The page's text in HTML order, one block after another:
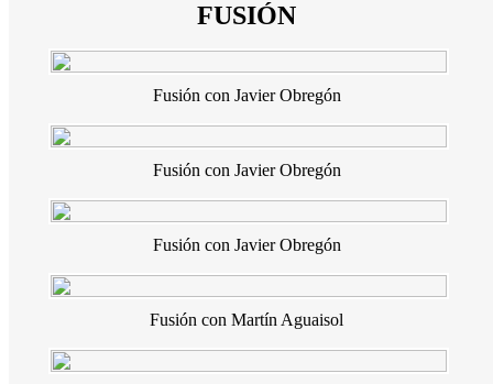
FUSIÓN
Fusión con Javier Obregón
Fusión con Javier Obregón
Fusión con Javier Obregón
Fusión con Martín Aguaisol